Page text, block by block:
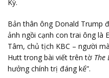
Kỳ.
Bản thân ông Donald Trump
ảnh ngồi cạnh con trai ông là
Tâm, chủ tịch KBC – người
Hutt trong bài viết trên tờ The
hưởng chính trị đáng kể”.